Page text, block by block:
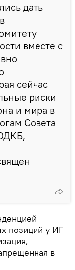
дать
вместе с
сейчас
риски
и мира в
Совета
позиций у ИГ
в